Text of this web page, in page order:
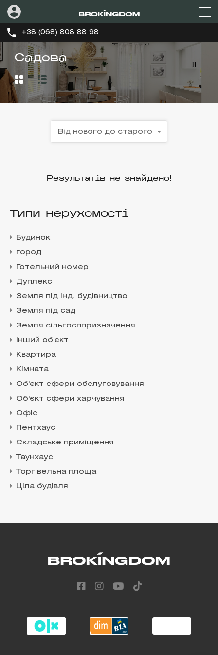
+38 (068) 808 88 98
Садова
Від нового до старого
Результатів не знайдено!
Типи нерухомості
Будинок
город
Готельний номер
Дуплекс
Земля під інд. будівництво
Земля під сад
Земля сільгосппризначення
Інший об'єкт
Квартира
Кімната
Об'єкт сфери обслуговування
Об'єкт сфери харчування
Офіс
Пентхаус
Складське приміщення
Таунхаус
Торгівельна площа
Ціла будівля